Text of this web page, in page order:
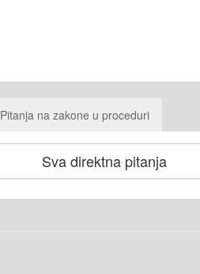
Pitanja na zakone u proceduri
Sva direktna pitanja